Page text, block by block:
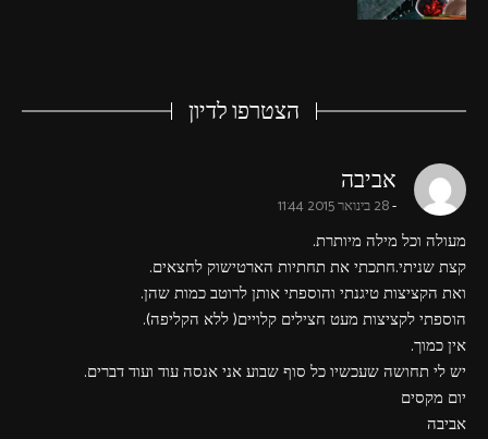
הצטרפו לדיון
אביבה
28 בינואר 2015 11:44
מעולה וכל מילה מיותרת.
קצת שניתי.חתכתי את תחתיות הארטישוק לחצאים.
ואת הקציצות טיגנתי והוספתי אותן לרוטב כמות שהן.
הוספתי לקציצות מעט חצילים קלויים( ללא הקליפה).
אין כמוך.
יש לי תחושה שעכשיו כל סוף שבוע אני אנסה עוד ועוד דברים.
יום מקסים
אביבה